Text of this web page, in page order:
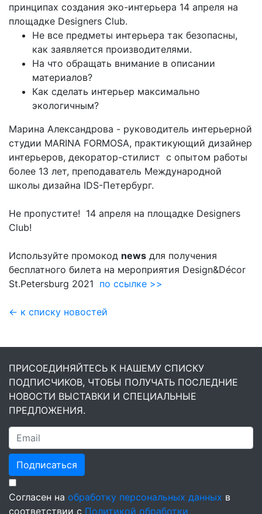
принципах создания эко-интерьера 14 апреля на
площадке Designers Club.
Не все предметы интерьера так безопасны,
как заявляется производителями.
На что обращать внимание в описании
материалов?
Как сделать интерьер максимально
экологичным?
Марина Александрова - руководитель интерьерной
студии MARINA FORMOSA, практикующий дизайнер
интерьеров, декоратор-стилист с опытом работы
более 13 лет, преподаватель Международной
школы дизайна IDS-Петербург.
Не пропустите! 14 апреля на площадке Designers
Club!
Используйте промокод news для получения
бесплатного билета на мероприятия Design&Décor
St.Petersburg 2021 по ссылке >>
← к списку новостей
ПРИСОЕДИНЯЙТЕСЬ К НАШЕМУ СПИСКУ
ПОДПИСЧИКОВ, ЧТОБЫ ПОЛУЧАТЬ ПОСЛЕДНИЕ
НОВОСТИ ВЫСТАВКИ И СПЕЦИАЛЬНЫЕ
ПРЕДЛОЖЕНИЯ.
Подписаться
Согласен на обработку персональных данных в
соответствии с Политикой обработки